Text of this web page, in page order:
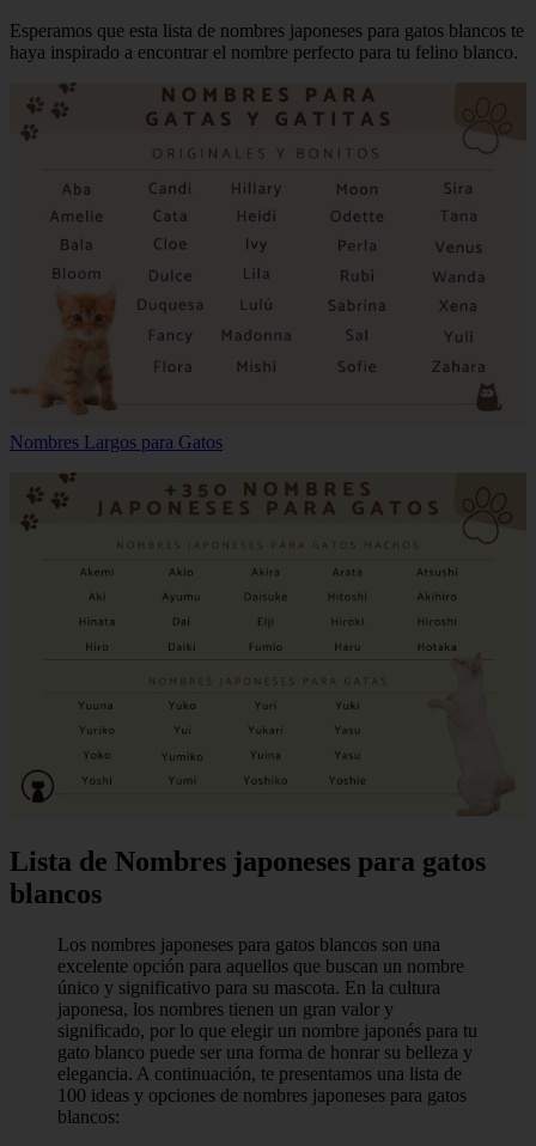
Esperamos que esta lista de nombres japoneses para gatos blancos te
haya inspirado a encontrar el nombre perfecto para tu felino blanco.
Nombres Largos para Gatos
Lista de Nombres japoneses para gatos
blancos
Los nombres japoneses para gatos blancos son una
excelente opción para aquellos que buscan un nombre
único y significativo para su mascota. En la cultura
japonesa, los nombres tienen un gran valor y
significado, por lo que elegir un nombre japonés para tu
gato blanco puede ser una forma de honrar su belleza y
elegancia. A continuación, te presentamos una lista de
100 ideas y opciones de nombres japoneses para gatos
blancos: